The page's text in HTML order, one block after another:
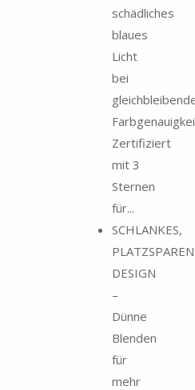
schädliches
blaues
Licht
bei
Zertifiziert
mit 3
Sternen
für...
SCHLANKES,
DESIGN
–
Dünne
Blenden
für
mehr